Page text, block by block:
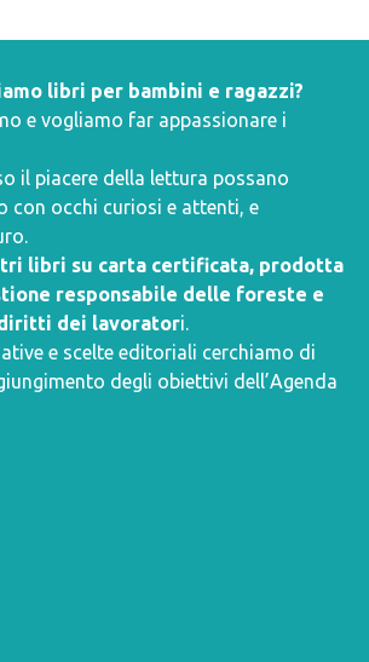
libri per bambini e ragazzi?
e vogliamo far appassionare i
il piacere della lettura possano
con occhi curiosi e attenti, e
libri su carta certificata, prodotta
responsabile delle foreste e
dei lavoratori.
e scelte editoriali cerchiamo di
degli obiettivi dell’Agenda